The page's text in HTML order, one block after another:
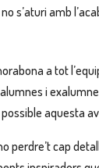
s’aturi amb
a tot
i
aquesta
perdre’t cap